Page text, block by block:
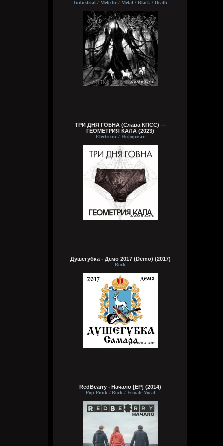
Называешь ты меня колдуньей,
Говоришь ты это мне не зря,
Сердце у тебя я забрала
Wirtuozik
Сегодня в 16:14:24
Эй наринаринэла ай дари дари дари
Эй наринаринэла ай дари дари дари
Wirtuozik
Сегодня в 16:12:44
Вот долбаеб. Прав он во всем. Ещё и все
про меня знает)
Wirtuozik
Сегодня в 16:12:17
Цитата: Кукуня
Ты же сам знаешь, что я прав
Сегодня в 16:10:04
Цитата: Wirtuozik
какие на хуй пруфы еблан? чо ты
доказать хочешь? Ты же сам знаешь, что
я прав, я прекрасно помню все твои
скулежи и в телеге, мне этого
достаточно. мне пруфов не надо, я уже
давно понял, кто ты и что ты.
Цитата: Кукуня
Это блять отрицалово опять, как со
спермой, которую пробовал, причем
чужую давай продолжай. Только ты же
Я много какой хуйни писал. Где пруфы
Industrial / Melodic / Metal / Black / Death
ТРИ ДНЯ ГОВНА (Слава КПСС) —
ГЕОМЕТРИЯ КАЛА (2023)
Electronic / Неформат
Душегубка - Демо 2017 (Demo) (2017)
Rock
RedBearry - Начало [EP] (2014)
Pop Punk / Rock / Female Vocal